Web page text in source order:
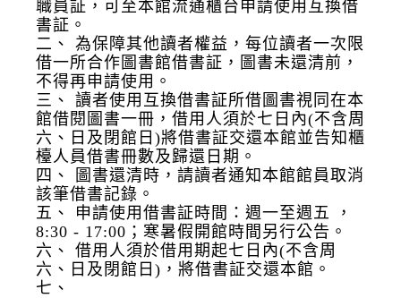
職員証，可至本館流通櫃台申請使用互換借
書証。
二、
為保障其他讀者權益，每位讀者一次限
借一所合作圖書館借書証，圖書未還清前，
不得再申請使用。
三、
讀者使用互換借書証所借圖書視同在本
館借閱圖書一冊，借用人須於七日內(不含周
六、日及閉館日)將借書証交還本館並告知櫃
檯人員借書冊數及歸還日期。
四、
圖書還清時，請讀者通知本館館員取消
該筆借書記錄。
五、
申請使用借書証時間：週一至週五 ，
8:30 - 17:00；寒暑假開館時間另行公告。
六、
借用人須於借用期起七日內(不含周
六、日及閉館日)，將借書証交還本館。
七、